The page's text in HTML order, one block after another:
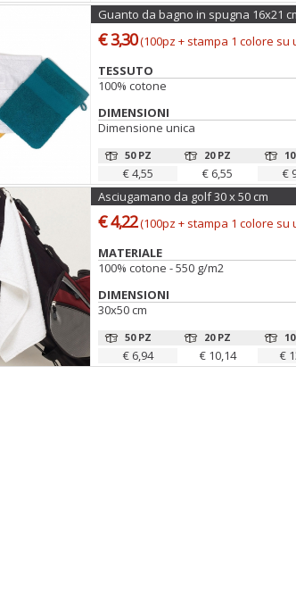
Guanto da bagno in spugna 16x21
€ 3,30(100pz + stampa 1 colore su
TESSUTO
100% cotone
DIMENSIONI
Dimensione unica
50 PZ
€ 4,55
20 PZ
€ 6,55 €
Asciugamano da golf 30 x 50 cm
€ 4,22(100pz + stampa 1 colore su
MATERIALE
100% cotone - 550 g/m2
DIMENSIONI
30x50 cm
50 PZ
€ 6,94
20 PZ
€ 10,14 €